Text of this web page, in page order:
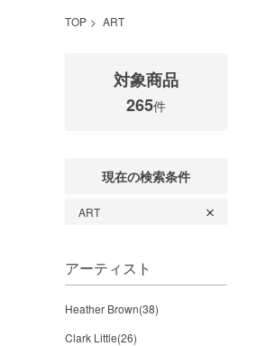
TOP ART
対象商品
265件
現在の検索条件
ART
アーティスト
Heather Brown(38)
Clark Little(26)